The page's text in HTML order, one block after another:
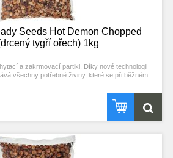
Seeds Hot Demon Chopped
tygří ořech) 1kg
a zakrmovací partikl. Díky nové technologii
všechny potřebné živiny, které se při běžném
pro zachování jejich maximální atraktivity.
DRCENÝ TYGŘÍ OŘECH Příchuť: HOT DEMON